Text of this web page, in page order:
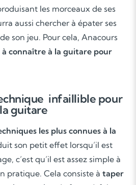
les morceaux de ses
aussi chercher à épater ses
son jeu. Pour cela, Anacours
connaître à la guitare pour
infaillible pour
guitare
les plus connues à la
son petit effet lorsqu’il est
c’est qu’il est assez simple à
pratique. Cela consiste à taper